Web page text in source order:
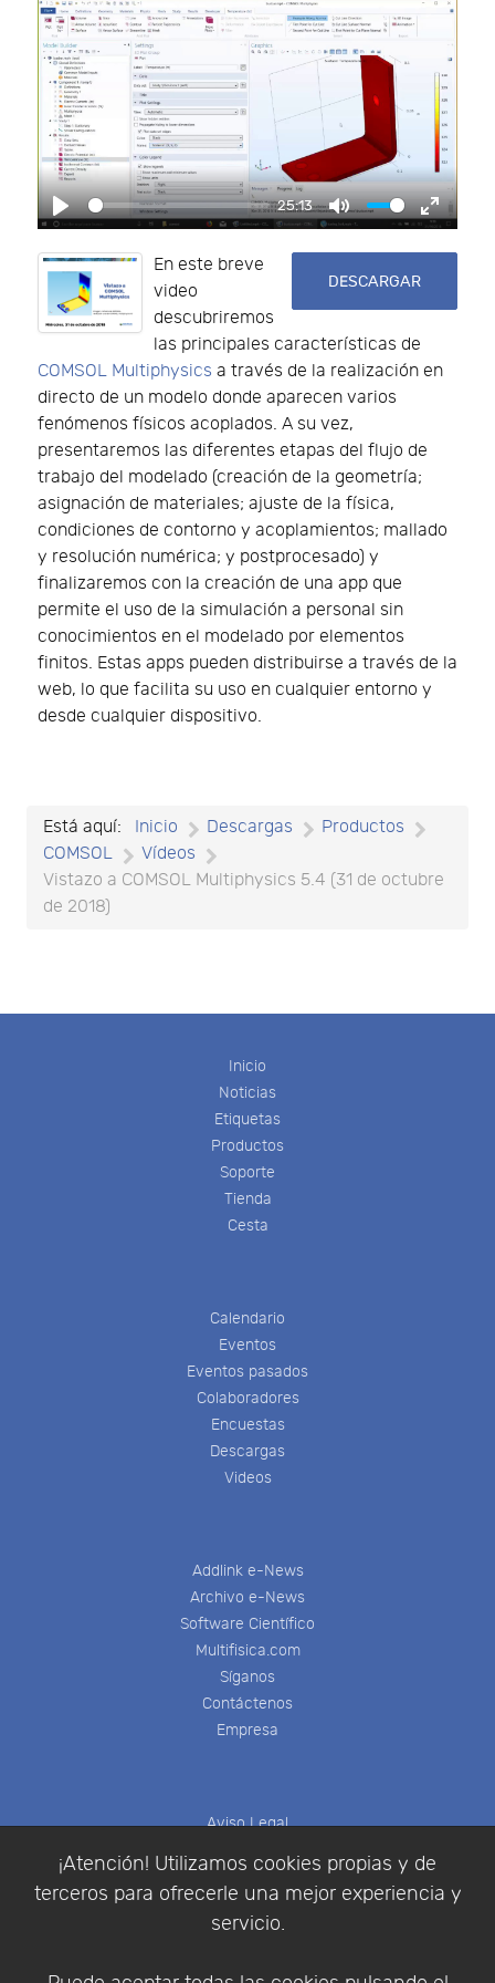
¡Atención! Utilizamos cookies propias y de
terceros para ofrecerle una mejor experiencia y
servicio.
Play
25:13
Mute Enter
DESCARGAR
En este breve
video
descubriremos
las principales características de
COMSOL Multiphysics a través de la realización en
directo de un modelo donde aparecen varios
fenómenos físicos acoplados. A su vez,
presentaremos las diferentes etapas del flujo de
trabajo del modelado (creación de la geometría;
asignación de materiales; ajuste de la física,
condiciones de contorno y acoplamientos; mallado
y resolución numérica; y postprocesado) y
finalizaremos con la creación de una app que
permite el uso de la simulación a personal sin
conocimientos en el modelado por elementos
finitos. Estas apps pueden distribuirse a través de la
web, lo que facilita su uso en cualquier entorno y
desde cualquier dispositivo.
Está aquí: Inicio Descargas
Productos
COMSOL
Vídeos
Vistazo a COMSOL Multiphysics 5.4 (31 de octubre
de 2018)
Inicio
Noticias
Etiquetas
Productos
Soporte
Tienda
Cesta
Calendario
Eventos
Eventos pasados
Colaboradores
Encuestas
Descargas
Videos
Addlink e-News
Archivo e-News
Software Científico
Multifisica.com
Síganos
Contáctenos
Empresa
Aviso Legal
Política de Privacidad
Condiciones de compra
Identificarse